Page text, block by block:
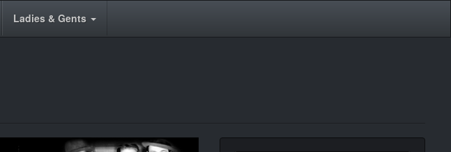
Ladies & Gents